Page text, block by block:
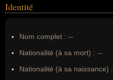
Identité
Nom complet : --
Nationalité (à sa mort) : --
Nationalité (à sa naissance) :